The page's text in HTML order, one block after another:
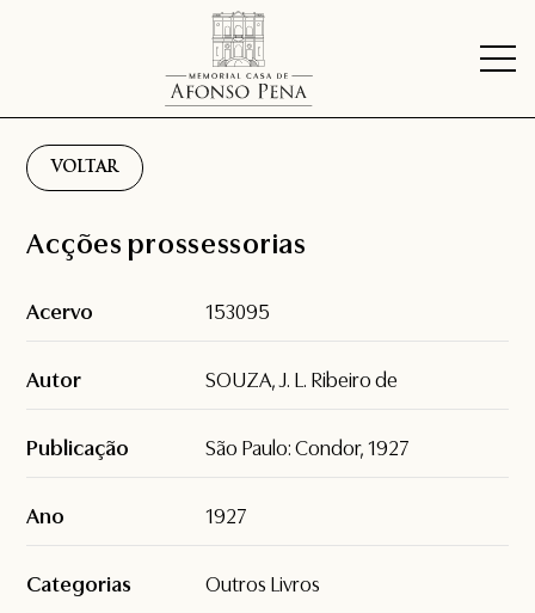
VOLTAR
Acções prossessorias
Acervo 153095
Autor SOUZA, J. L. Ribeiro de
Publicação São Paulo: Condor, 1927
Ano 1927
Categorias Outros Livros